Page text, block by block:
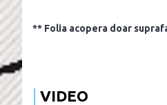
** Folia acopera doar
VIDEO